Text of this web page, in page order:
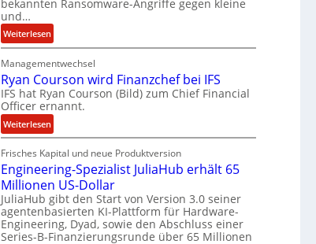
i
t
e
n
z
u
s
a
m
m
n
bekannten Ransomware-Angriffe gegen kleine
und…
Weiterlesen:
L
ö
s
e
g
e
l
d
z
a
h
l
e
Managementwechsel
Ryan Courson wird Finanzchef bei IFS
IFS hat Ryan Courson (Bild) zum Chief Financial
Officer ernannt.
Weiterlesen:
R
y
a
n
C
o
u
Frisches Kapital und neue Produktversion
Engineering-Spezialist JuliaHub erhält 65
Millionen US-Dollar
JuliaHub gibt den Start von Version 3.0 seiner
agentenbasierten KI-Plattform für Hardware-
Engineering, Dyad, sowie den Abschluss einer
Series-B-Finanzierungsrunde über 65 Millionen